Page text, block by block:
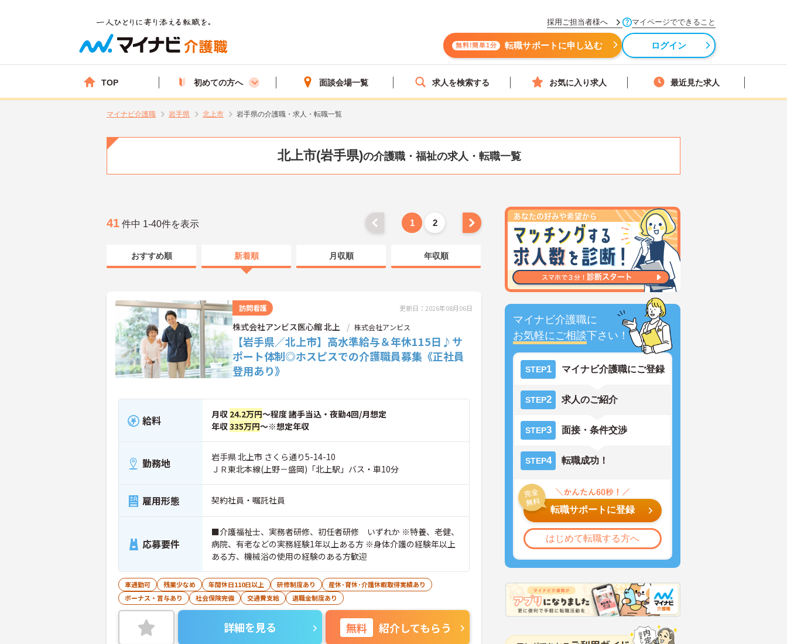
採用ご担当者様へ マイページでできること
無料!簡単1分 転職サポートに申し込む ログイン
TOP 初めての方へ 面談会場一覧 求人を検索する お気に入り求人 最近見た求人
マイナビ介護職 岩手県 北上市 岩手県の介護職・求人・転職一覧
北上市(岩手県)の介護職・福祉の求人・転職一覧
マイナビ介護職に
お気軽にご相談下さい！
STEP1 マイナビ介護職にご登録
STEP2 求人のご紹介
STEP3 面接・条件交渉
STEP4 転職成功！
転職サポートに登録
はじめて転職する方へ
41 件中 1-40件を表示 1 2
おすすめ順 新着順 月収順 年収順
訪問看護 更新日：2026年08月06日
株式会社アンビス医心館 北上 株式会社アンビス
【岩手県／北上市】高水準給与＆年休115日♪サ
ポート体制◎ホスピスでの介護職員募集《正社員
登用あり》
給料 月収 24.2万円～程度 諸手当込・夜勤4回/月想定
年収335万円～※想定年収
勤務地
岩手県 北上市 さくら通り5-14-10
ＪＲ東北本線(上野－盛岡)「北上駅」バス・車10分
雇用形態 契約社員・嘱託社員
応募要件
■介護福祉士、実務者研修、初任者研修 いずれか ※特養、老健、
病院、有老などの実務経験1年以上ある方 ※身体介護の経験年以上
ある方、機械浴の使用の経験のある方歓迎
車通勤可 残業少なめ 年間休日110日以上 研修制度あり
産休･育休･介護休暇取得実績あり
ボーナス・賞与あり
社会保険完備 交通費支給 退職金制度あり
詳細を見る 無料 紹介してもらう